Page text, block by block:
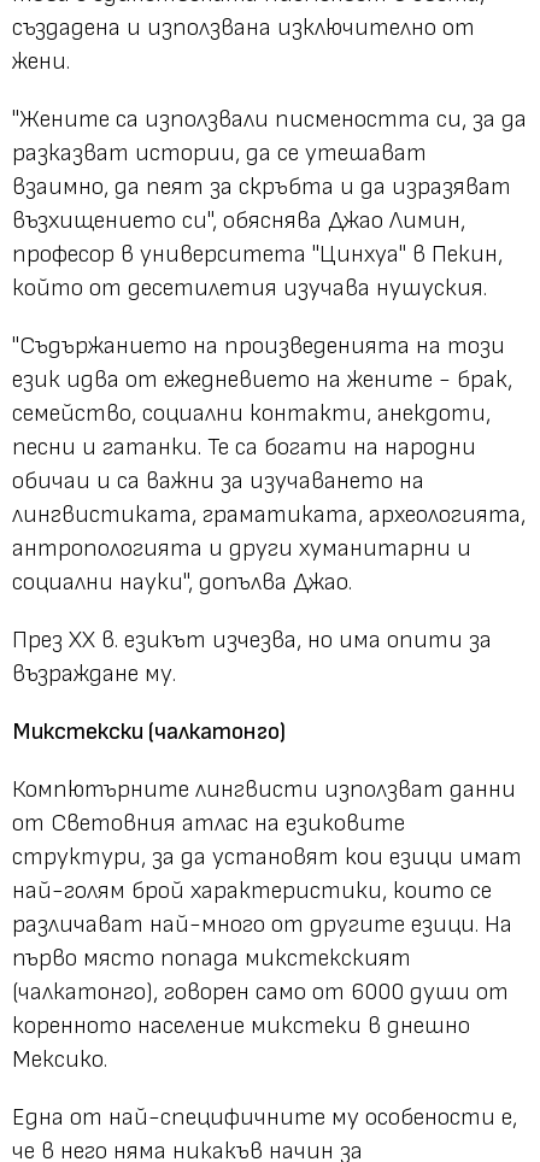
създадена и използвана изключително от
жени.
"Жените са използвали писмеността си, за да
разказват истории, да се утешават
взаимно, да пеят за скръбта и да изразяват
възхищението си", обяснява Джао Лимин,
професор в университета "Цинхуа" в Пекин,
който от десетилетия изучава нушуския.
"Съдържанието на произведенията на този
език идва от ежедневието на жените - брак,
семейство, социални контакти, анекдоти,
песни и гатанки. Те са богати на народни
обичаи и са важни за изучаването на
лингвистиката, граматиката, археологията,
антропологията и други хуманитарни и
социални науки", допълва Джао.
През XX в. езикът изчезва, но има опити за
възраждане му.
Микстекски (чалкатонго)
Компютърните лингвисти използват данни
от Световния атлас на езиковите
структури, за да установят кои езици имат
най-голям брой характеристики, които се
различават най-много от другите езици. На
първо място попада микстекският
(чалкатонго), говорен само от 6000 души от
коренното население микстеки в днешно
Мексико.
Една от най-специфичните му особености е,
че в него няма никакъв начин за